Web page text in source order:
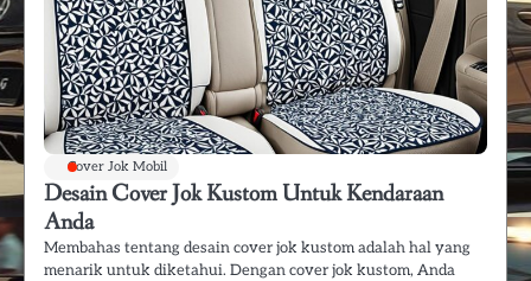
Cover Jok Mobil
Desain Cover Jok Kustom Untuk Kendaraan
Anda
Membahas tentang desain cover jok kustom adalah hal yang
menarik untuk diketahui. Dengan cover jok kustom, Anda